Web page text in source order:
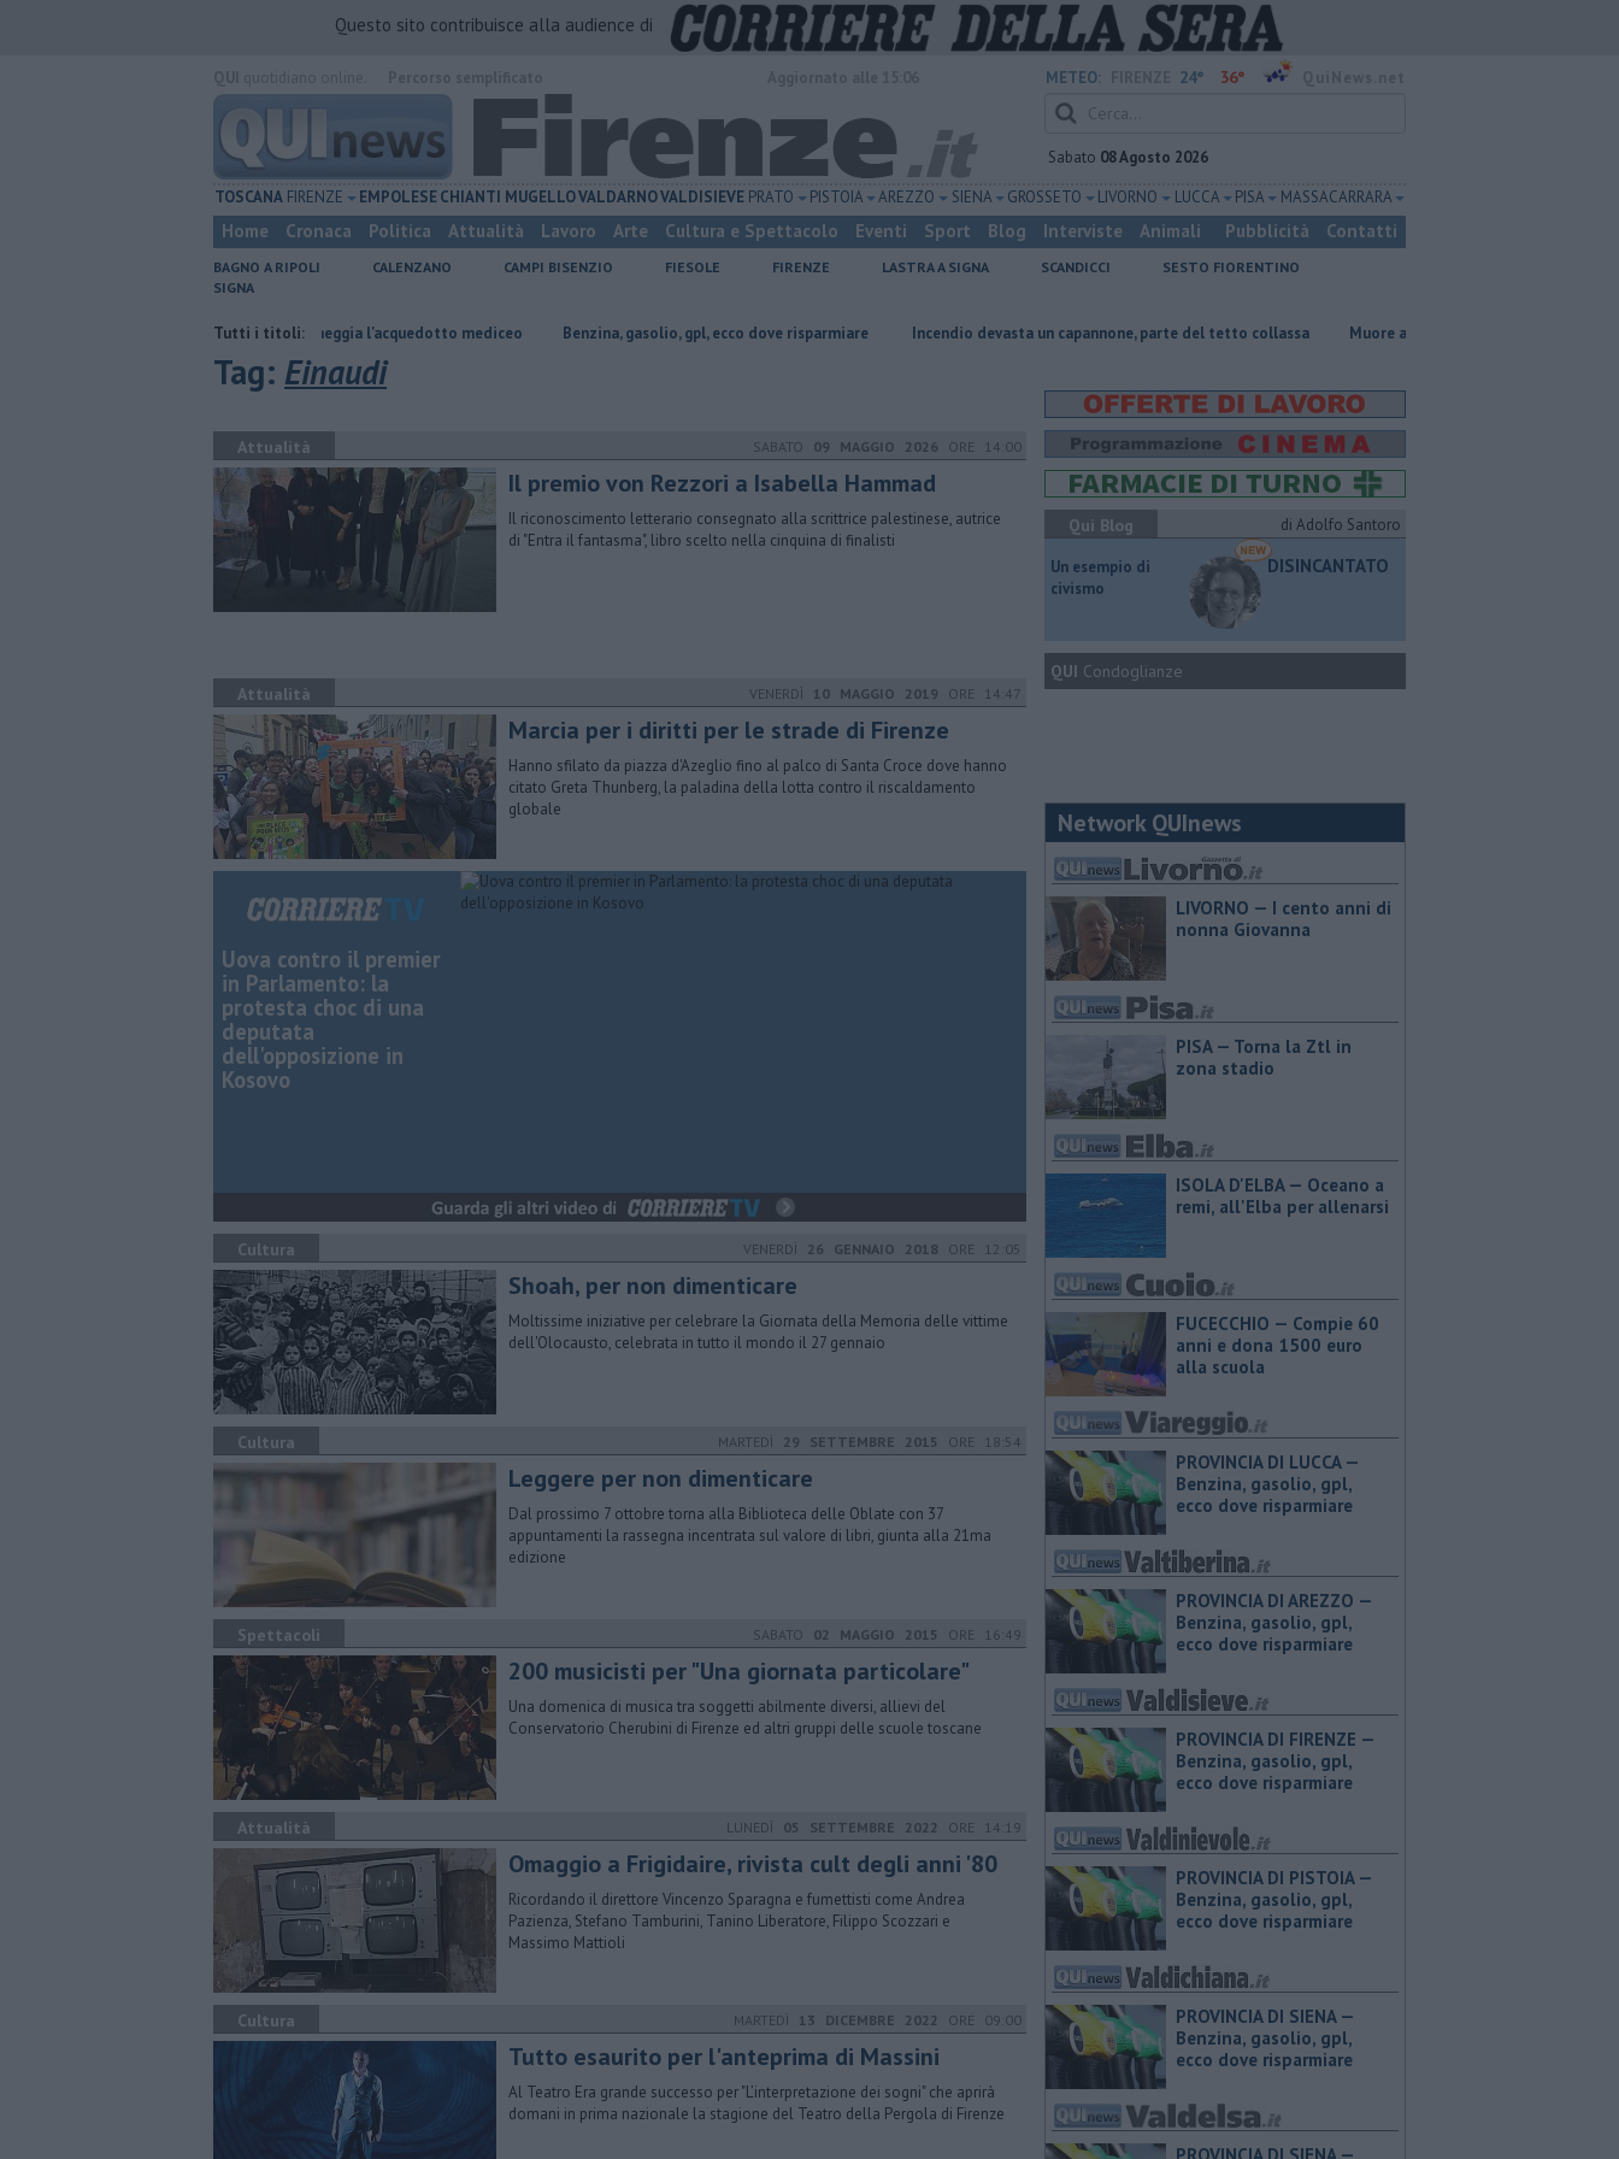
Questo sito contribuisce alla audience di
METEO: 24° 36°
Sabato 08 Agosto 2026
TOSCANA FIRENZE EMPOLESECHIANTI MUGELLOVALDARNOVALDISIEVE PRATO PISTOIA AREZZO SIENA GROSSETO LIVORNO LUCCA PISA MASSA CARRARA
Home Cronaca Politica Attualità Lavoro Arte Cultura e Spettacolo Eventi Sport Blog Interviste Animali Pubblicità Contatti
BAGNO A RIPOLI CALENZANO CAMPI BISENZIO FIESOLE FIRENZE LASTRA A SIGNA SCANDICCI
SESTO FIORENTINO
SIGNA
Tutti i titoli:
Per captare l'acqua danneggia l'acquedotto mediceo ​Benzina, gasolio, gpl, ecco dove risparmiare Incendio devasta un capannone, parte del tetto collassa Muore a 61 anni in un incidente sul lavoro
Tag: Einaudi
Attualità SABATO 09 MAGGIO 2026 ORE 14:00
Il premio von Rezzori a Isabella Hammad
Il riconoscimento letterario consegnato alla scrittrice palestinese, autrice
di "Entra il fantasma", libro scelto nella cinquina di finalisti
Attualità VENERDÌ 10 MAGGIO 2019 ORE 14:47
Marcia per i diritti per le strade di Firenze
Hanno sfilato da piazza d'Azeglio fino al palco di Santa Croce dove hanno
citato Greta Thunberg, la paladina della lotta contro il riscaldamento
globale
Uova contro il premier
in Parlamento: la
protesta choc di una
deputata
dell'opposizione in
Kosovo
Cultura VENERDÌ 26 GENNAIO 2018 ORE 12:05
Shoah, per non dimenticare
Moltissime iniziative per celebrare la Giornata della Memoria delle vittime
dell'Olocausto, celebrata in tutto il mondo il 27 gennaio
Cultura MARTEDÌ 29 SETTEMBRE 2015 ORE 18:54
Leggere per non dimenticare
Dal prossimo 7 ottobre torna alla Biblioteca delle Oblate con 37
appuntamenti la rassegna incentrata sul valore di libri, giunta alla 21ma
edizione
Spettacoli SABATO 02 MAGGIO 2015 ORE 16:49
200 musicisti per "Una giornata particolare"
Una domenica di musica tra soggetti abilmente diversi, allievi del
Conservatorio Cherubini di Firenze ed altri gruppi delle scuole toscane
Attualità LUNEDÌ 05 SETTEMBRE 2022 ORE 14:19
Omaggio a Frigidaire, rivista cult degli anni '80
Ricordando il direttore Vincenzo Sparagna e fumettisti come Andrea
Pazienza, Stefano Tamburini, Tanino Liberatore, Filippo Scozzari e
Massimo Mattioli
Cultura MARTEDÌ 13 DICEMBRE 2022 ORE 09:00
Tutto esaurito per l'anteprima di Massini
Al Teatro Era grande successo per "L’interpretazione dei sogni" che aprirà
domani in prima nazionale la stagione del Teatro della Pergola di Firenze
Qui Blog di Adolfo Santoro
​Un esempio di
civismo
DISINCANTATO
QUI Condoglianze
Network QUInews
LIVORNO — I cento anni di
nonna Giovanna
PISA — Torna la Ztl in
zona stadio
ISOLA D'ELBA — Oceano a
remi, all'Elba per allenarsi
FUCECCHIO — Compie 60
anni e dona 1500 euro
alla scuola
PROVINCIA DI LUCCA — ​
Benzina, gasolio, gpl,
ecco dove risparmiare
PROVINCIA DI AREZZO — ​
Benzina, gasolio, gpl,
ecco dove risparmiare
PROVINCIA DI FIRENZE — ​
Benzina, gasolio, gpl,
ecco dove risparmiare
PROVINCIA DI PISTOIA — ​
Benzina, gasolio, gpl,
ecco dove risparmiare
PROVINCIA DI SIENA — ​
Benzina, gasolio, gpl,
ecco dove risparmiare